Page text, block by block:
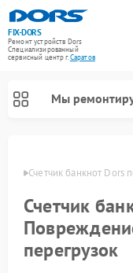
FIX-DORS
Ремонт устройств Dors
Специализированный
cервисный центр г.Саратов
Мы
Счетчик банкнот
Счетчик
перегрузок